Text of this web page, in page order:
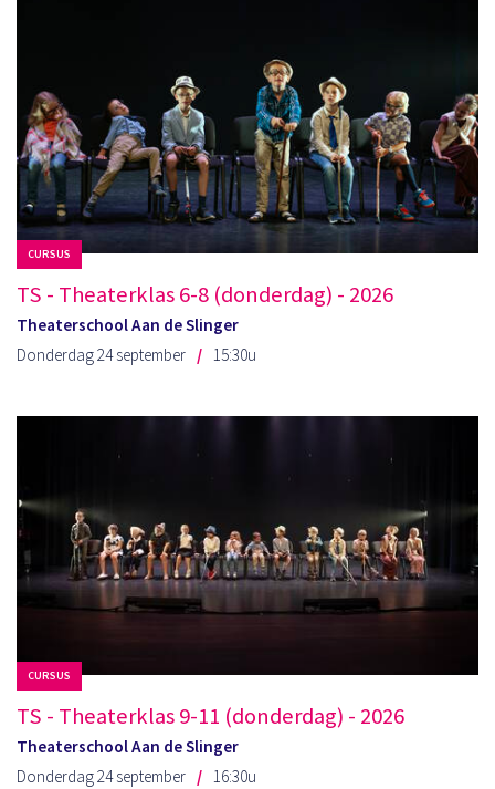
CURSUS
TS - Theaterklas 6-8 (donderdag) - 2026
Theaterschool Aan de Slinger
Donderdag 24 september
15:30u
CURSUS
TS - Theaterklas 9-11 (donderdag) - 2026
Theaterschool Aan de Slinger
Donderdag 24 september
16:30u